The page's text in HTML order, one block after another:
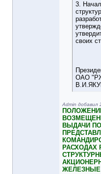
3.
своих
ОАО
Admin добавил
ВЫДАЧИ
РАСХОДАХ
ЖЕЛЕЗНЫЕ